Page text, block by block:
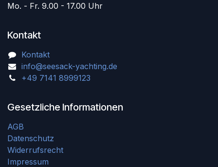
Mo. - Fr. 9.00 - 17.00 Uhr
Kontakt
Kontakt
info@seesack-yachting.de
+49 7141 8999123
Gesetzliche Informationen
AGB
Datenschutz
Widerrufsrecht
Impressum